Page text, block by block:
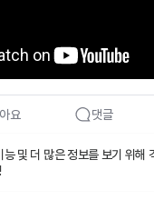
요 댓글
능 및 더 많은 정보를 보기 위해